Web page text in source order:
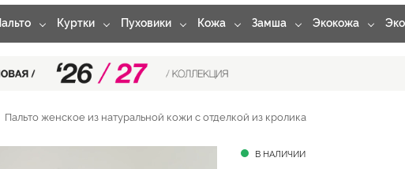
Куртки Пуховики Кожа Замша Экокожа
Пальто женское из натуральной кожи с отделкой из кролика
В НАЛИЧИИ